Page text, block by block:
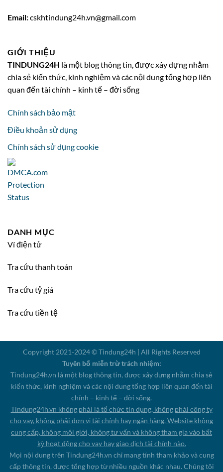
Email:cskhtindung24h.vn@gmail.com
GIỚI THIỆU
TINDUNG24H là một blog thông tin, được xây dựng nhằm
chia sẻ kiến thức, kinh nghiệm và các nội dung tổng hợp liên
quan đến tài chính – kinh tế – đời sống
Chính sách bảo mật
Điều khoản sử dụng
Chính sách sử dụng cookie
DANH MỤC
Ví điện tử
Tra cứu thanh toán
Tra cứu tỷ giá
Tra cứu tiền tệ
Copyright 2021-2024 © Tindung24h | All Rights Reserved
Tuyên bố miễn trừ trách nhiệm:
Tindung24h.vn là một blog thông tin, được xây dựng nhằm chia sẻ
kiến thức, kinh nghiệm và các nội dung tổng hợp liên quan đến tài
chính – kinh tế – đời sống.
Tindung24h.vn không phải là tổ chức tín dụng, không phải công ty
cho vay, không phải đơn vị tài chính hay ngân hàng. Website không
cung cấp, không môi giới, không tư vấn và không tham gia vào bất
kỳ hoạt động cho vay hay giao dịch tài chính nào.
Mọi nội dung trên Tindung24h.vn chỉ mang tính tham khảo và cung
cấp thông tin, được tổng hợp từ nhiều nguồn khác nhau. Chúng tôi